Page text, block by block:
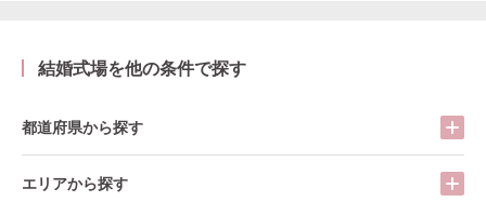
結婚式場を他の条件で探す
都道府県から探す
エリアから探す